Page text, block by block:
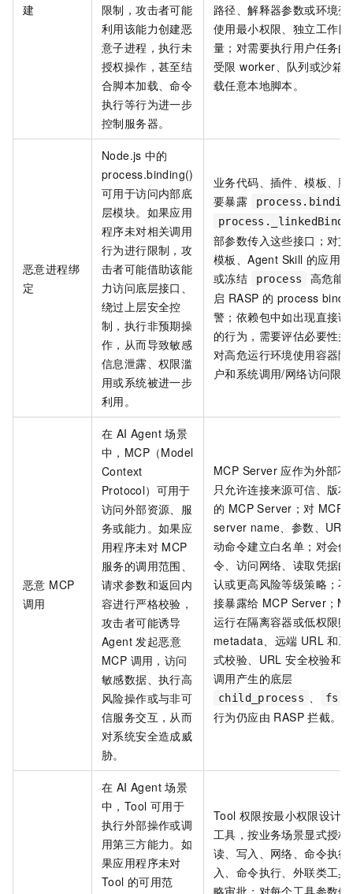
建
限制，攻击者可能
利用该能力创建恶
意子进程，执行未
授权操作，甚至结
合脚本加载、命令
执行等行为进一步
控制服务器。
路径、解释器参数或环境
使用最小权限、独立工作
量；对需要执行用户任务
受限 worker、队列或沙箱
载任意本地脚本。
恶意进程绑
定
Node.js 中的
process.binding()
可用于访问内部底
层模块。如果应用
程序未对相关调用
行为进行限制，攻
击者可能借助该能
力访问底层接口、
绕过上层安全控
制，执行非预期操
作，从而导致敏感
信息泄露、权限滥
用或系统被进一步
利用。
业务代码、插件、模板、
要暴露
部参数传入这些接口；对
模板、Agent Skill 的应用
或冻结
process
高危能
启 RASP 的 process
警；依赖包中如出现直接
的行为，需要评估必要性
对高危运行环境使用容器
户和系统调用/网络访问限
恶意 MCP
调用
在 AI Agent 场景
中，MCP（Model
Context
Protocol）可用于
访问外部资源、服
务或能力。如果应
用程序未对 MCP
服务的调用范围、
请求参数和返回内
容进行严格校验，
攻击者可能诱导
Agent 发起恶意
MCP 调用，访问
敏感数据、执行高
风险操作或与非可
信服务交互，从而
对系统安全造成威
胁。
MCP Server 应作为外部不
只允许连接来源可信、版
的 MCP Server；对 MCP
server name、参数、URL
动命令建立白名单；对会
令、访问网络、读取凭据
认或更高风险等级策略；
接暴露给 MCP Server；
运行在隔离容器或低权限
metadata、远端 URL 和
式校验、URL 安全校验和
调用产生的底层
child_process 、 fs
行为仍应由 RASP 拦截。
在 AI Agent 场景
中，Tool 可用于
执行外部操作或调
用第三方能力。如
果应用程序未对
Tool 的可用范
Tool 权限按最小权限设计
工具，按业务场景显式授
读、写入、网络、命令执
入、命令执行、外联类工